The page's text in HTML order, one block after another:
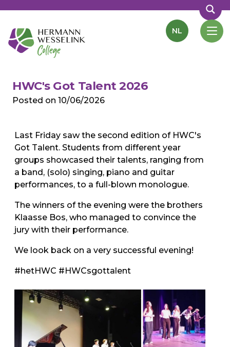
NL
HWC's Got Talent 2026
Posted on 10/06/2026
Last Friday saw the second edition of HWC's
Got Talent. Students from different year
groups showcased their talents, ranging from
a band, (solo) singing, piano and guitar
performances, to a full-blown monologue.
The winners of the evening were the brothers
Klaasse Bos, who managed to convince the
jury with their performance.
We look back on a very successful evening!
#hetHWC #HWCsgottalent